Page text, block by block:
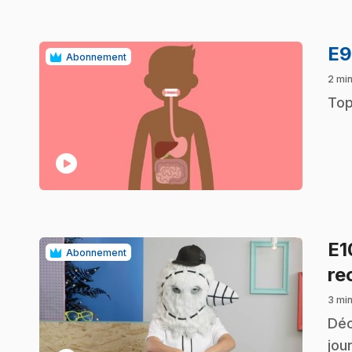
Abonnement
play_circle
E9
2
.
Abonnement
3
.